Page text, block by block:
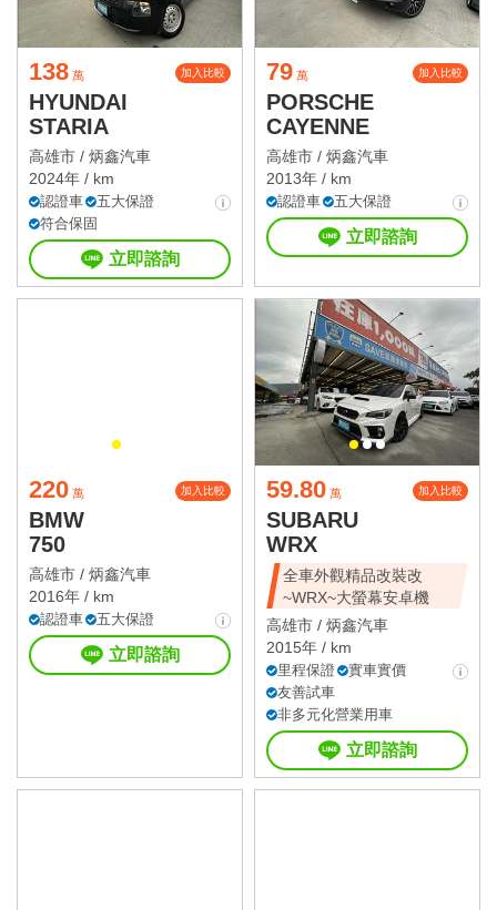
138 萬 加入比較
HYUNDAI
STARIA
高雄市 / 炳鑫汽車
2024年 / km
認證車
五大保證
符合保固
立即諮詢
79 萬 加入比較
PORSCHE
CAYENNE
高雄市 / 炳鑫汽車
2013年 / km
認證車 五大保證
立即諮詢
220 萬 加入比較
BMW
750
高雄市 / 炳鑫汽車
2016年 / km
認證車 五大保證
立即諮詢
59.80 萬 加入比較
SUBARU
WRX
全車外觀精品改裝改
~WRX~大螢幕安卓機
高雄市 / 炳鑫汽車
2015年 / km
里程保證
實車實價
友善試車
非多元化營業用車
立即諮詢